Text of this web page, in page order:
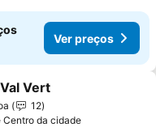
Ver preços
aos favoritos
Vert
12
Centro da cidade